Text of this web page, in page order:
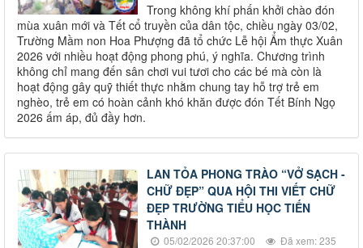
Trong không khí phấn khởi chào đón
mùa xuân mới và Tết cổ truyền của dân tộc, chiều ngày 03/02,
Trường Mầm non Hoa Phượng đã tổ chức Lễ hội Ẩm thực Xuân
2026 với nhiều hoạt động phong phú, ý nghĩa. Chương trình
không chỉ mang đến sân chơi vui tươi cho các bé mà còn là
hoạt động gây quỹ thiết thực nhằm chung tay hỗ trợ trẻ em
nghèo, trẻ em có hoàn cảnh khó khăn được đón Tết Bính Ngọ
2026 ấm áp, đủ đầy hơn.
LAN TỎA PHONG TRÀO “VỞ SẠCH -
CHỮ ĐẸP” QUA HỘI THI VIẾT CHỮ
ĐẸP TRƯỜNG TIỂU HỌC TIẾN
THÀNH
05/02/2026 20:37:00 Đã xem: 235